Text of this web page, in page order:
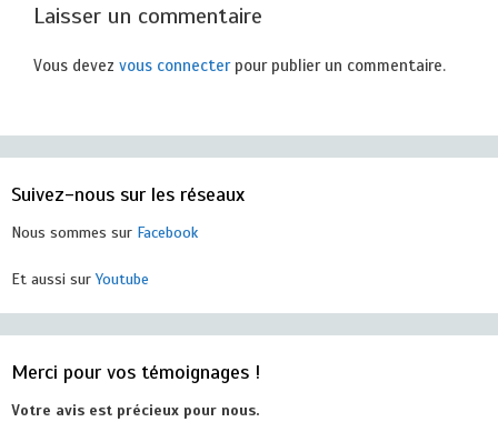
Laisser un commentaire
Vous devez vous connecterpour publier un commentaire.
Suivez-nous sur les réseaux
Nous sommes sur Facebook
Et aussi surYoutube
Merci pour vos témoignages !
Votre avis est précieux pour nous.